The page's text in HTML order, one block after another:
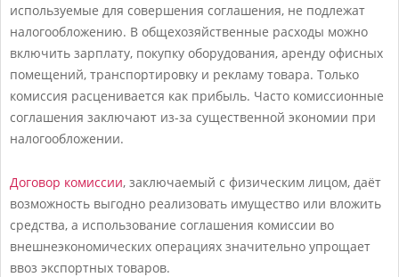
используемые для совершения соглашения, не подлежат
налогообложению. В общехозяйственные расходы можно
включить зарплату, покупку оборудования, аренду офисных
помещений, транспортировку и рекламу товара. Только
комиссия расценивается как прибыль. Часто комиссионные
соглашения заключают из-за существенной экономии при
налогообложении.
Договор комиссии, заключаемый с физическим лицом, даёт
возможность выгодно реализовать имущество или вложить
средства, а использование соглашения комиссии во
внешнеэкономических операциях значительно упрощает
ввоз экспортных товаров.